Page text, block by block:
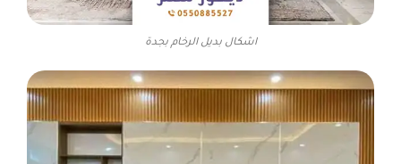
اشكال بديل الرخام بجدة